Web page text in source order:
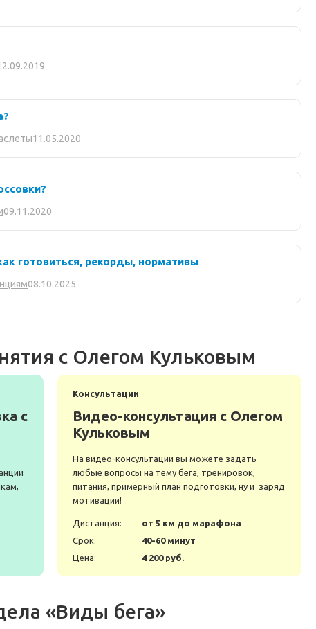
11.05.2020
09.11.2020
готовиться, рекорды, нормативы
08.10.2025
с Олегом Кульковым
с
Консультации
Видео-консультация с Олегом
Кульковым
На видео-консультации вы можете задать
любые вопросы на тему бега, тренировок,
питания, примерный план подготовки, ну и заряд
мотивации!
Дистанция:
от 5 км до марафона
Срок:
40-60 минут
Цена:
4 200 руб.
«Виды бега»